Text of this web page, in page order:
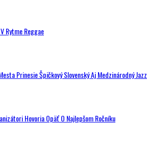
Rytme Reggae
Prinesie Špičkový Slovenský Aj Medzinárodný Jazz
Hovoria Opäť O Najlepšom Ročníku